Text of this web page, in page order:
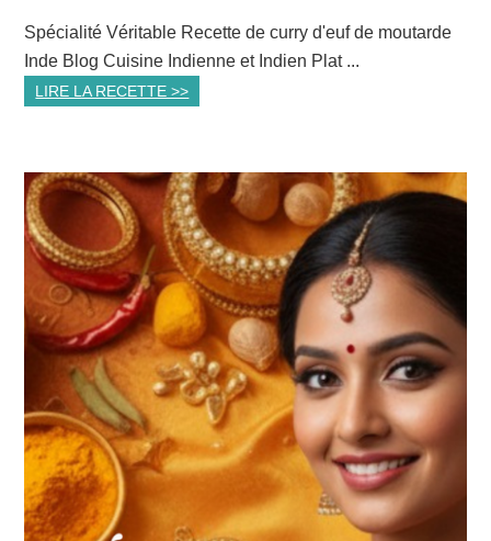
Spécialité Véritable Recette de curry d'euf de moutarde
Inde Blog Cuisine Indienne et Indien Plat ...
LIRE LA RECETTE >>